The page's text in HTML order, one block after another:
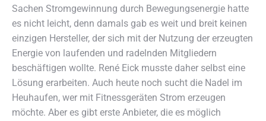
Sachen Stromgewinnung durch Bewegungsenergie hatte
es nicht leicht, denn damals gab es weit und breit keinen
einzigen Hersteller, der sich mit der Nutzung der erzeugten
Energie von laufenden und radelnden Mitgliedern
beschäftigen wollte. René Eick musste daher selbst eine
Lösung erarbeiten. Auch heute noch sucht die Nadel im
Heuhaufen, wer mit Fitnessgeräten Strom erzeugen
möchte. Aber es gibt erste Anbieter, die es möglich